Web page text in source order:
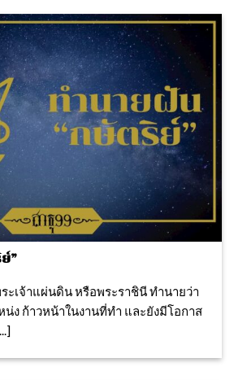
”
ะเจ้าแผ่นดิน หรือพระราชินี ทํานายว่า
ง ก้าวหน้าในงานที่ทำ และยังมีโอกาส